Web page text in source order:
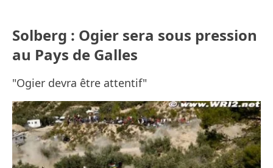
Solberg : Ogier sera sous pression
au Pays de Galles
"Ogier devra être attentif"